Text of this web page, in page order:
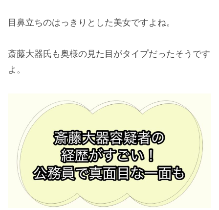
目鼻立ちのはっきりとした美女ですよね。
斎藤大器氏も奥様の見た目がタイプだったそうです
よ。